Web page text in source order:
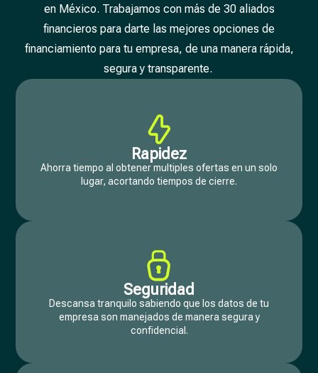
en México. Trabajamos con más de 30 aliados
financieros para darte las mejores opciones de
financiamiento para tu empresa, de una manera rápida,
segura y transparente.
Rapidez
Ahorra tiempo al obtener multiples ofertas en un solo
lugar, acortando tiempos de cierre.
Seguridad
Descansa tranquilo sabiendo que los datos de tu
empresa son manejados de manera segura y
confidencial.